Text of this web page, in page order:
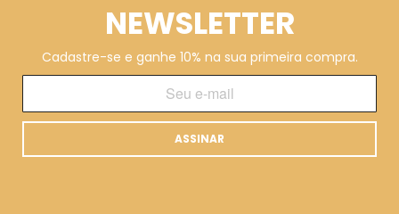
NEWSLETTER
Cadastre-se e ganhe 10% na sua primeira compra.
ASSINAR